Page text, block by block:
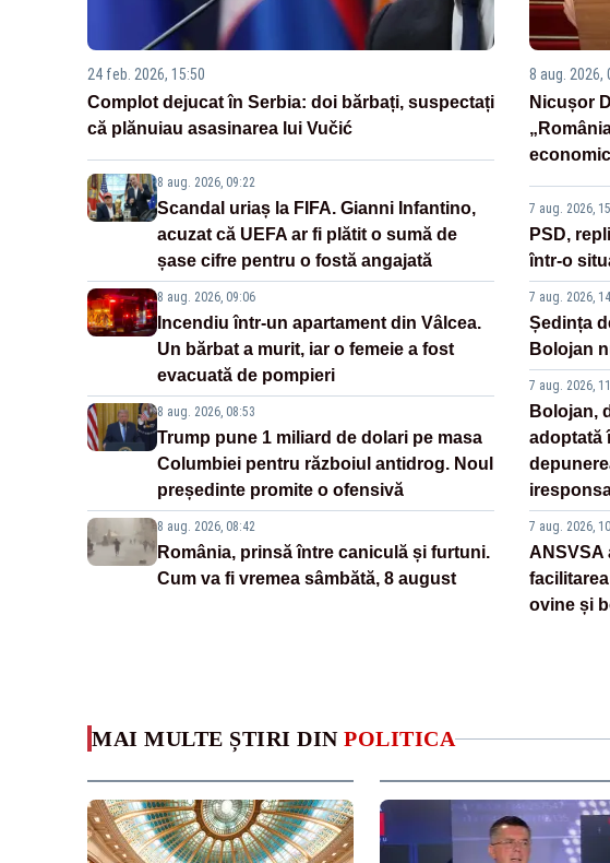
24 feb. 2026, 15:50
Complot dejucat în Serbia: doi bărbați, suspectați
că plănuiau asasinarea lui Vučić
8 aug. 2026, 09:22
Scandal uriaș la FIFA. Gianni Infantino,
acuzat că UEFA ar fi plătit o sumă de
șase cifre pentru o fostă angajată
8 aug. 2026, 09:06
Incendiu într-un apartament din Vâlcea.
Un bărbat a murit, iar o femeie a fost
evacuată de pompieri
8 aug. 2026, 08:53
Trump pune 1 miliard de dolari pe masa
Columbiei pentru războiul antidrog. Noul
președinte promite o ofensivă
8 aug. 2026, 08:42
România, prinsă între caniculă și furtuni.
Cum va fi vremea sâmbătă, 8 august
8 aug. 2026,
Nicușor
7 aug. 2026,
PSD,
într-o
7 aug. 2026,
Ședința
Bolojan
7 aug. 2026,
Bolojan,
adoptată
7 aug. 2026,
ANSVSA
ovine și
MAI MULTE ȘTIRI DIN POLITICA